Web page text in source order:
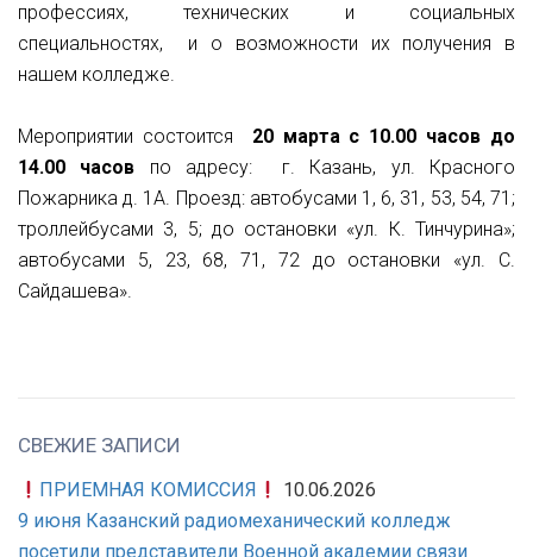
профессиях, технических и социальных
специальностях, и о возможности их получения в
нашем колледже.
Мероприятии состоится 20 марта с 10.00 часов до
14.00 часов по адресу: г. Казань, ул. Красного
Пожарника д. 1А. Проезд: автобусами 1, 6, 31, 53, 54, 71;
троллейбусами 3, 5; до остановки «ул. К. Тинчурина»;
автобусами 5, 23, 68, 71, 72 до остановки «ул. С.
Сайдашева».
СВЕЖИЕ ЗАПИСИ
ПРИЕМНАЯ КОМИССИЯ
10.06.2026
9 июня Казанский радиомеханический колледж
посетили представители Военной академии связи